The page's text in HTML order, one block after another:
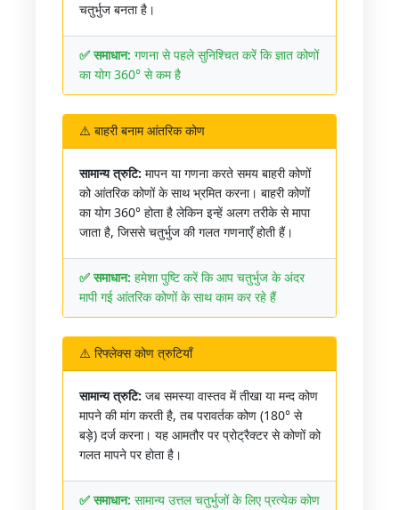
चतुर्भुज बनता है।
✅ समाधान: गणना से पहले सुनिश्चित करें कि ज्ञात कोणों
का योग 360° से कम है
⚠️ बाहरी बनाम आंतरिक कोण
सामान्य त्रुटि: मापन या गणना करते समय बाहरी कोणों
को आंतरिक कोणों के साथ भ्रमित करना। बाहरी कोणों
का योग 360° होता है लेकिन इन्हें अलग तरीके से मापा
जाता है, जिससे चतुर्भुज की गलत गणनाएँ होती हैं।
✅ समाधान: हमेशा पुष्टि करें कि आप चतुर्भुज के अंदर
मापी गई आंतरिक कोणों के साथ काम कर रहे हैं
⚠️ रिफ्लेक्स कोण त्रुटियाँ
सामान्य त्रुटि: जब समस्या वास्तव में तीखा या मन्द कोण
मापने की मांग करती है, तब परावर्तक कोण (180° से
बड़े) दर्ज करना। यह आमतौर पर प्रोट्रैक्टर से कोणों को
गलत मापने पर होता है।
✅ समाधान: सामान्य उत्तल चतुर्भुजों के लिए प्रत्येक कोण